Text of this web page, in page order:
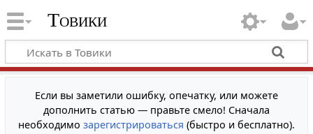
Товики
Если вы заметили ошибку, опечатку, или можете
дополнить статью — правьте смело! Сначала
необходимо зарегистрироваться (быстро и бесплатно).